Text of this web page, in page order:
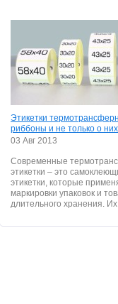
Этикетки
риббоны и не только о них
03 Авг 2013
Современные
этикетки – это
этикетки, которые
маркировки упаковок и
длительного хранения.